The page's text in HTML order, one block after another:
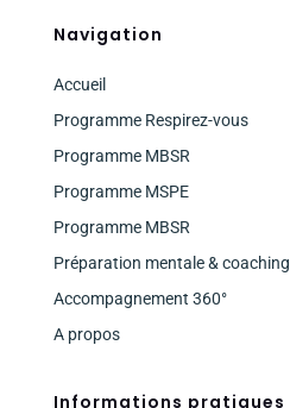
Navigation
Accueil
Programme Respirez-vous
Programme MBSR
Programme MSPE
Programme MBSR
Préparation mentale & coaching
Accompagnement 360°
A propos
Informations pratiques